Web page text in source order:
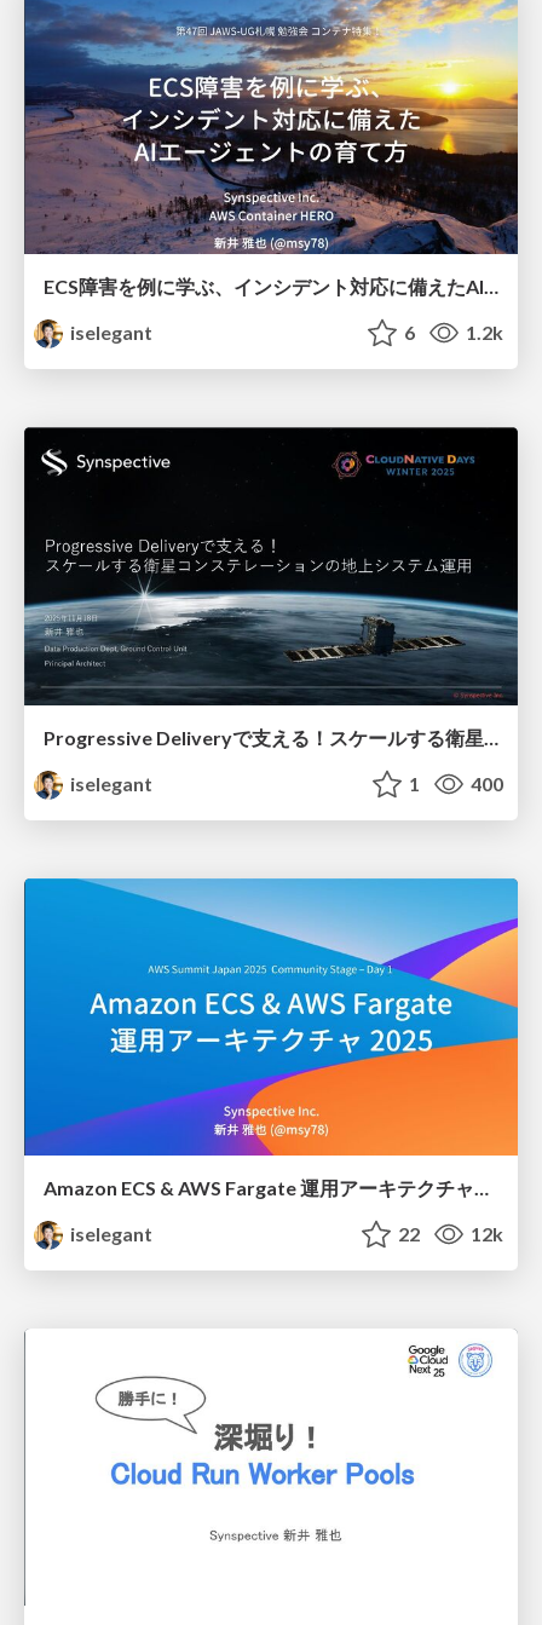
ECS障害を例に学ぶ、インシデント対応に備えた AIエージェントの育て方 / How to develop AI agents for incident response with ECS outage
iselegant
6 1.2k
iselegant
1 400
Amazon ECS & AWS Fargate 運用アーキテクチャ2025 / Amazon ECS and AWS Fargate Ops Architecture 2025
iselegant
22 12k